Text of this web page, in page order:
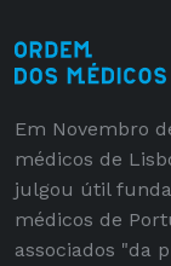
Em Novembro
médicos de
julgou útil
médicos de
associados "da